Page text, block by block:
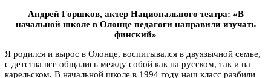
Андрей Горшков, актер Национального театра: «В
начальной школе в Олонце педагоги направили изучать
финский»
Я родился и вырос в Олонце, воспитывался в двуязычной семье,
с детства все общались между собой как на русском, так и на
карельском. В начальной школе в 1994 году наш класс разбили